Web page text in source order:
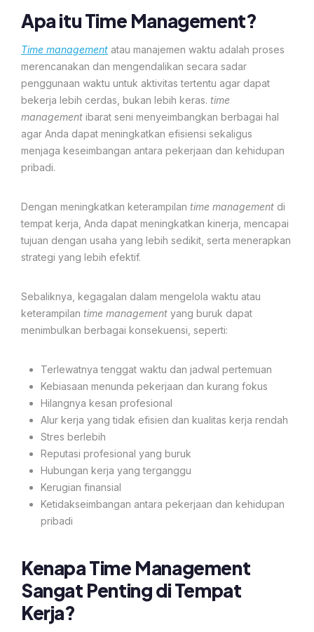
Apa itu Time Management?
Time management atau manajemen waktu adalah proses
merencanakan dan mengendalikan secara sadar
penggunaan waktu untuk aktivitas tertentu agar dapat
bekerja lebih cerdas, bukan lebih keras. time
management ibarat seni menyeimbangkan berbagai hal
agar Anda dapat meningkatkan efisiensi sekaligus
menjaga keseimbangan antara pekerjaan dan kehidupan
pribadi.
Dengan meningkatkan keterampilan time management di
tempat kerja, Anda dapat meningkatkan kinerja, mencapai
tujuan dengan usaha yang lebih sedikit, serta menerapkan
strategi yang lebih efektif.
Sebaliknya, kegagalan dalam mengelola waktu atau
keterampilan time management yang buruk dapat
menimbulkan berbagai konsekuensi, seperti:
Terlewatnya tenggat waktu dan jadwal pertemuan
Kebiasaan menunda pekerjaan dan kurang fokus
Hilangnya kesan profesional
Alur kerja yang tidak efisien dan kualitas kerja rendah
Stres berlebih
Reputasi profesional yang buruk
Hubungan kerja yang terganggu
Kerugian finansial
Ketidakseimbangan antara pekerjaan dan kehidupan
pribadi
Kenapa Time Management
Sangat Penting di Tempat
Kerja?